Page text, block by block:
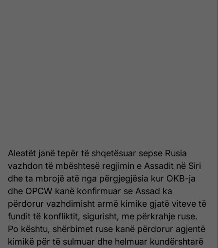
Aleatët janë tepër të shqetësuar sepse Rusia
vazhdon të mbështesë regjimin e Assadit në Siri
dhe ta mbrojë atë nga përgjegjësia kur OKB-ja
dhe OPCW kanë konfirmuar se Assad ka
përdorur vazhdimisht armë kimike gjatë viteve të
fundit të konfliktit, sigurisht, me përkrahje ruse.
Po kështu, shërbimet ruse kanë përdorur agjentë
kimikë për të sulmuar dhe helmuar kundërshtarë